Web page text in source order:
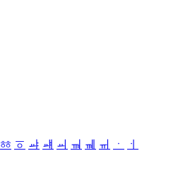
ㆅ ㆆ ㆇ ㆈ ㆉ ㆊ ㆋ ㆌ ㆍ
ㆎ